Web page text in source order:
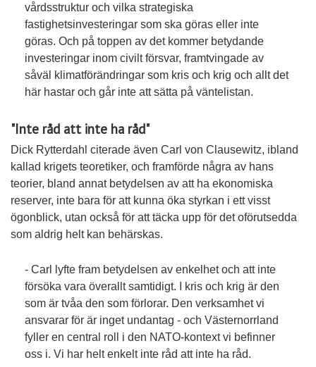
vårdsstruktur och vilka strategiska
fastighetsinvesteringar som ska göras eller inte
göras. Och på toppen av det kommer betydande
investeringar inom civilt försvar, framtvingade av
såväl klimatförändringar som kris och krig och allt det
här hastar och går inte att sätta på väntelistan.
"Inte råd att inte ha råd"
Dick Rytterdahl citerade även Carl von Clausewitz, ibland
kallad krigets teoretiker, och framförde några av hans
teorier, bland annat betydelsen av att ha ekonomiska
reserver, inte bara för att kunna öka styrkan i ett visst
ögonblick, utan också för att täcka upp för det oförutsedda
som aldrig helt kan behärskas.
- Carl lyfte fram betydelsen av enkelhet och att inte
försöka vara överallt samtidigt. I kris och krig är den
som är tvåa den som förlorar. Den verksamhet vi
ansvarar för är inget undantag - och Västernorrland
fyller en central roll i den NATO-kontext vi befinner
oss i. Vi har helt enkelt inte råd att inte ha råd.